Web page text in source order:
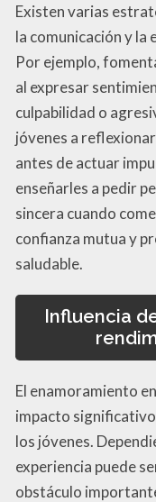
Existen varias
la comunicación y la
Por ejemplo,
al expresar
culpabilidad o
jóvenes a
antes de actuar
enseñarles a pedir
sincera cuando
confianza mutua y
saludable.
Influencia
El enamoramiento
impacto
los jóvenes.
experiencia puede
obstáculo